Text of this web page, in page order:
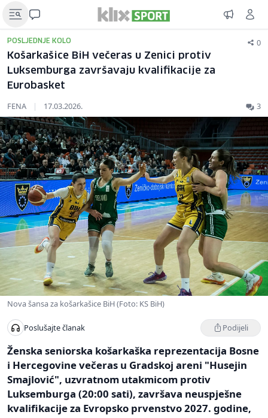
POSLJEDNJE KOLO 0
Košarkašice BiH večeras u Zenici protiv
Luksemburga završavaju kvalifikacije za
Eurobasket
FENA | 17.03.2026. 3
Nova šansa za košarkašice BiH (Foto: KS BiH)
Poslušajte članak Podijeli
Ženska seniorska košarkaška reprezentacija Bosne
i Hercegovine večeras u Gradskoj areni "Husejin
Smajlović", uzvratnom utakmicom protiv
Luksemburga (20:00 sati), završava neuspješne
kvalifikacije za Evropsko prvenstvo 2027. godine,